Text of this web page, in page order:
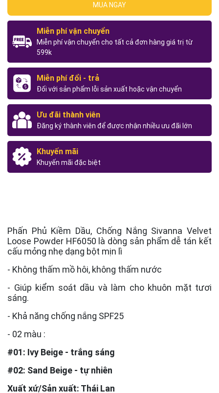
MUA NGAY
Miễn phí vận chuyển
Miễn phí vận chuyển cho tất cả đơn hàng giá trị từ
599k
Miễn phí đổi - trả
Đối với sản phẩm lỗi sản xuất hoặc vận chuyển
Ưu đãi thành viên
Đăng ký thành viên để được nhận nhiều ưu đãi lớn
Khuyến mãi
Khuyến mãi đặc biệt
Phấn Phủ Kiềm Dầu, Chống Nắng Sivanna Velvet
Loose Powder HF6050 là dòng sản phẩm dễ tán kết
cấu mỏng nhẹ dạng bột mịn lì
- Không thấm mồ hôi, không thấm nước
- Giúp kiểm soát dầu và làm cho khuôn mặt tươi
sáng.
- Khả năng chống nắng SPF25
- 02 màu :
#01: Ivy Beige - trắng sáng
#02: Sand Beige - tự nhiên
Xuất xứ/Sản xuất: Thái Lan